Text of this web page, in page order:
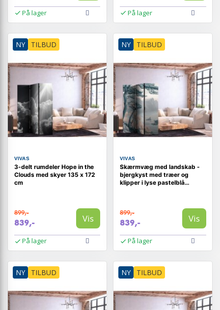
På lager På lager
NY TILBUD
VIVAS
3-delt rumdeler Hope in the
Clouds med skyer 135 x 172
cm
899,-
839,- Vis
På lager
NY TILBUD
VIVAS
Skærmvæg med landskab -
bjergkyst med træer og
klipper i lyse pastelblå
899,-
839,- Vis
På lager
NY TILBUD NY TILBUD